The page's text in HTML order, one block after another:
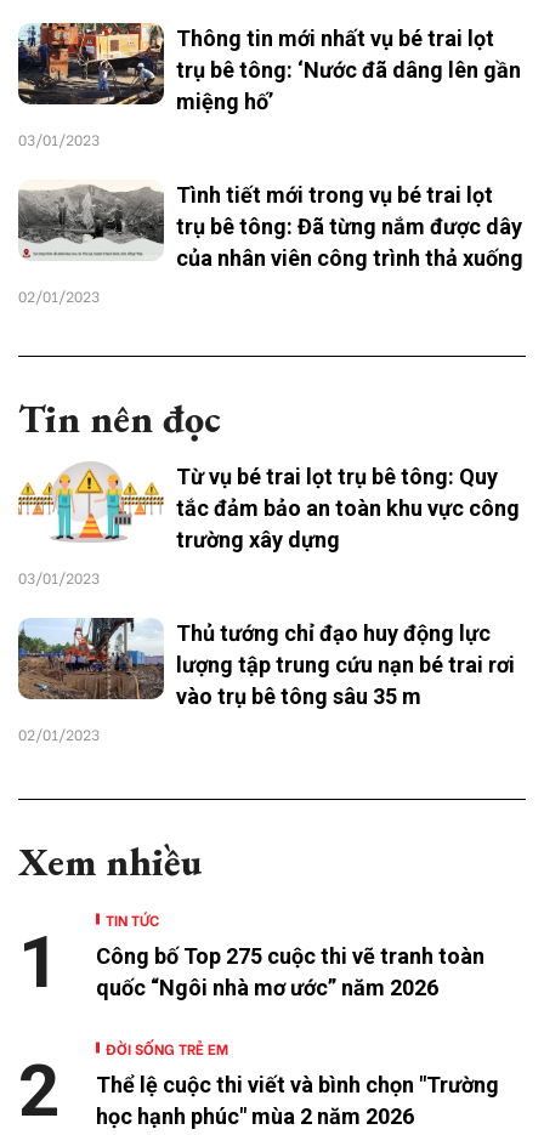
Thông tin mới nhất vụ bé trai lọt
trụ bê tông: ‘Nước đã dâng lên gần
miệng hố’
03/01/2023
Tình tiết mới trong vụ bé trai lọt
trụ bê tông: Đã từng nắm được dây
của nhân viên công trình thả xuống
02/01/2023
Tin nên đọc
Từ vụ bé trai lọt trụ bê tông: Quy
tắc đảm bảo an toàn khu vực công
trường xây dựng
03/01/2023
Thủ tướng chỉ đạo huy động lực
lượng tập trung cứu nạn bé trai rơi
vào trụ bê tông sâu 35 m
02/01/2023
Xem nhiều
TIN TỨC
Công bố Top 275 cuộc thi vẽ tranh toàn
quốc “Ngôi nhà mơ ước” năm 2026
1
ĐỜI SỐNG TRẺ EM
Thể lệ cuộc thi viết và bình chọn "Trường
học hạnh phúc" mùa 2 năm 2026
2